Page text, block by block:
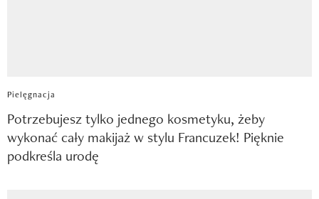
Pielęgnacja
Potrzebujesz tylko jednego kosmetyku, żeby
wykonać cały makijaż w stylu Francuzek! Pięknie
podkreśla urodę